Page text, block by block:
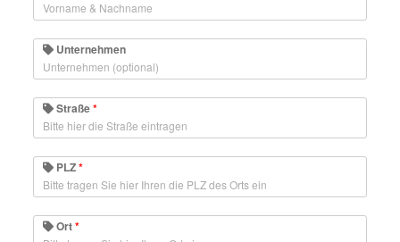
Unternehmen
Straße*
PLZ*
Ort*